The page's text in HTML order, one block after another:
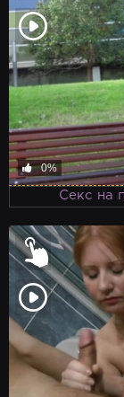
0%
Секс на